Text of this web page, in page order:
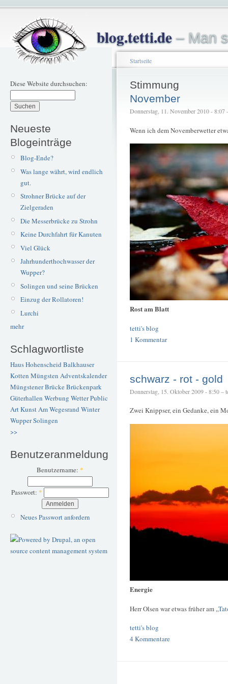
blog.tetti.de– Man
Diese Website durchsuchen:
Neueste
Blogeinträge
Blog-Ende?
Was lange währt, wird endlich
gut.
Strohner Brücke auf der
Zielgeraden
Die Messerbrücke zu Strohn
Keine Durchfahrt für Kanuten
Viel Glück
Jahrhunderthochwasser der
Wupper?
Solingen und seine Brücken
Einzug der Rollatoren!
Lurchi
mehr
Schlagwortliste
Haus Hohenscheid Balkhauser
Kotten Müngsten Adventskalender
Müngstener BrückeBrückenpark
Güterhallen Werbung WetterPublic
ArtKunstAm Wegesrand Winter
WupperSolingen
>>
Benutzeranmeldung
Benutzername: *
Passwort: *
Neues Passwort anfordern
Startseite
Stimmung
November
Donnerstag, 11. November 2010 - 8:07
Wenn ich dem Novemberwetter
Rost am Blatt
tetti's blog
1 Kommentar
schwarz - rot - gold
Donnerstag, 15. Oktober 2009 - 8:50 –
Zwei Knippser, ein Gedanke, ein
Energie
Herr Olsen war etwas früher am „
tetti's blog
4 Kommentare